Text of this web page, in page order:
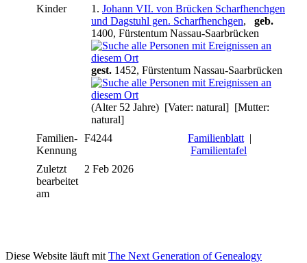
Kinder
1. Johann VII. von Brücken Scharfhenchgen
und Dagstuhl gen. Scharfhenchgen, geb.
1400, Fürstentum Nassau-Saarbrücken
gest. 1452, Fürstentum Nassau-Saarbrücken
(Alter 52 Jahre) [Vater: natural] [Mutter:
natural]
Familien-
Kennung
F4244 Familienblatt|
Familientafel
Zuletzt
bearbeitet
am
2 Feb 2026
Diese Website läuft mitThe Next Generation of Genealogy